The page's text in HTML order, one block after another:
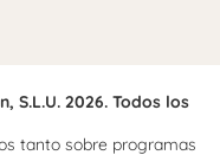
S.L.U. 2026. Todos los
tanto sobre programas